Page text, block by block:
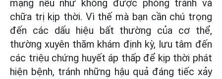
mạng nếu như không được phòng tránh và
chữa trị kịp thời. Vì thế mà bạn cần chú trọng
đến các dấu hiệu bất thường của cơ thể,
thường xuyên thăm khám định kỳ, lưu tâm đến
các triệu chứng huyết áp thấp để kịp thời phát
hiện bệnh, tránh những hậu quả đáng tiếc xảy